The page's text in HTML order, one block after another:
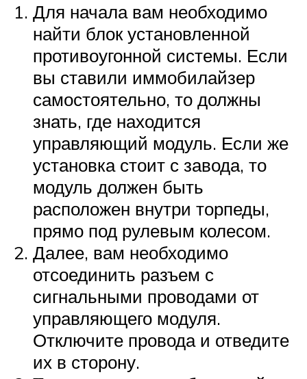
Для начала вам необходимо
найти блок установленной
противоугонной системы. Если
вы ставили иммобилайзер
самостоятельно, то должны
знать, где находится
управляющий модуль. Если же
установка стоит с завода, то
модуль должен быть
расположен внутри торпеды,
прямо под рулевым колесом.
Далее, вам необходимо
отсоединить разъем с
сигнальными проводами от
управляющего модуля.
Отключите провода и отведите
их в сторону.